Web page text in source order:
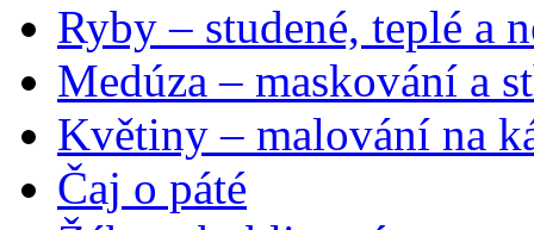
Ryby – studené, teplé a
Medúza – maskování a
Květiny – malování na
Čaj o páté